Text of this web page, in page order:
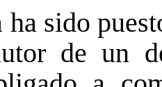
sido
de un